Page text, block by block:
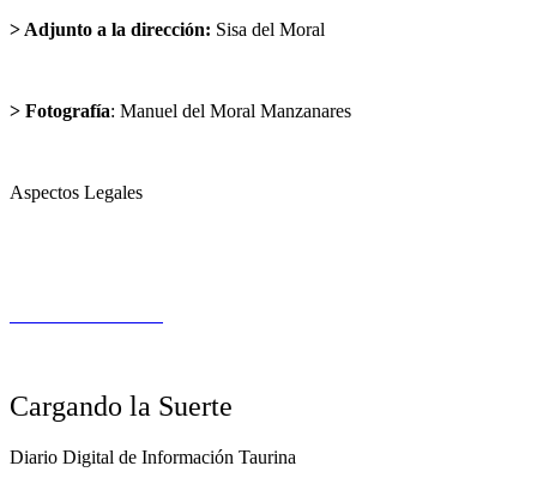
> Adjunto a la dirección: Sisa del Moral
> Fotografía: Manuel del Moral Manzanares
Aspectos Legales
Cargando la Suerte
Diario Digital de Información Taurina